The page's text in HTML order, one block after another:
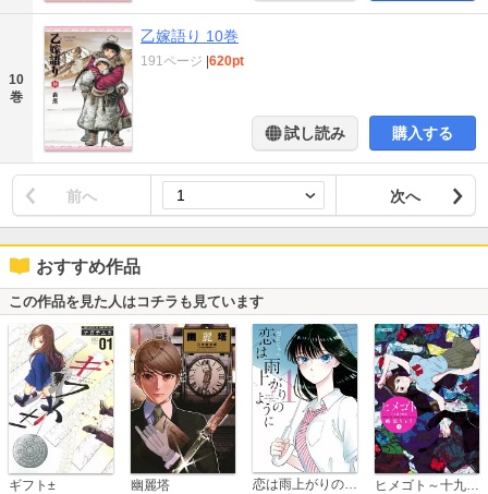
10
巻
乙嫁語り 10巻
191ページ 620pt
試し読み 購入する
前へ 次へ
おすすめ作品
この作品を見た人はコチラも見ています
ギフト± 幽麗塔 恋は雨上がりのように